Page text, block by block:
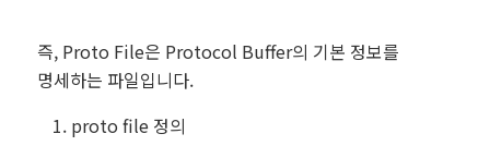
즉, Proto File은 Protocol Buffer의 기본 정보를
명세하는 파일입니다.
proto file 정의